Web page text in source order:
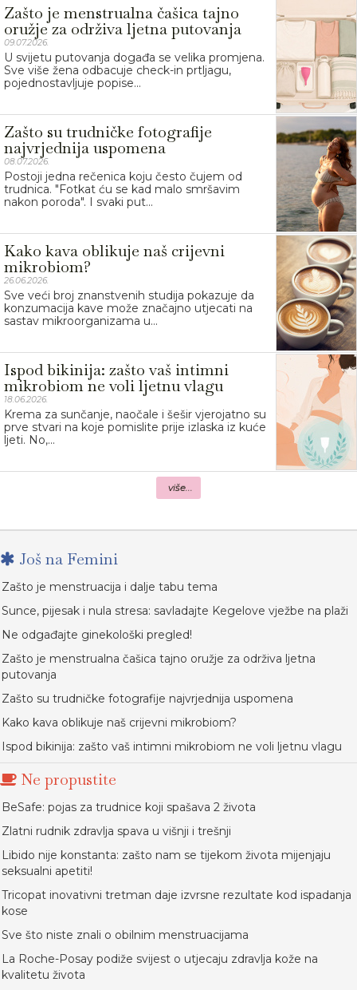
Zašto je menstrualna čašica tajno
oružje za održiva ljetna putovanja
09.07.2026.
U svijetu putovanja događa se velika promjena.
Sve više žena odbacuje check-in prtljagu,
pojednostavljuje popise...
Zašto su trudničke fotografije
najvrjednija uspomena
08.07.2026.
Postoji jedna rečenica koju često čujem od
trudnica. "Fotkat ću se kad malo smršavim
nakon poroda". I svaki put...
Kako kava oblikuje naš crijevni
mikrobiom?
26.06.2026.
Sve veći broj znanstvenih studija pokazuje da
konzumacija kave može značajno utjecati na
sastav mikroorganizama u...
Ispod bikinija: zašto vaš intimni
mikrobiom ne voli ljetnu vlagu
18.06.2026.
Krema za sunčanje, naočale i šešir vjerojatno su
prve stvari na koje pomislite prije izlaska iz kuće
ljeti. No,...
više...
Još na Femini
Zašto je menstruacija i dalje tabu tema
Sunce, pijesak i nula stresa: savladajte Kegelove vježbe na plaži
Ne odgađajte ginekološki pregled!
Zašto je menstrualna čašica tajno oružje za održiva ljetna
putovanja
Zašto su trudničke fotografije najvrjednija uspomena
Kako kava oblikuje naš crijevni mikrobiom?
Ispod bikinija: zašto vaš intimni mikrobiom ne voli ljetnu vlagu
Ne propustite
BeSafe: pojas za trudnice koji spašava 2 života
Zlatni rudnik zdravlja spava u višnji i trešnji
Libido nije konstanta: zašto nam se tijekom života mijenjaju
seksualni apetiti!
Tricopat inovativni tretman daje izvrsne rezultate kod ispadanja
kose
Sve što niste znali o obilnim menstruacijama
La Roche-Posay podiže svijest o utjecaju zdravlja kože na
kvalitetu života